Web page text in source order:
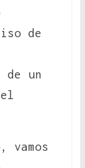
de
de un
vamos